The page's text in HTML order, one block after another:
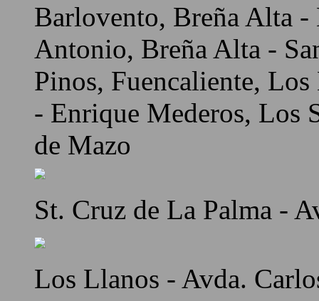
Barlovento, Breña Alta
Antonio, Breña Alta -
Pinos, Fuencaliente,
- Enrique Mederos, Los
de Mazo
St. Cruz de La Palma -
Los Llanos - Avda.